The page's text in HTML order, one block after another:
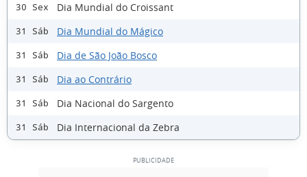
30 Sex Dia Mundial do Croissant
31 Sáb Dia Mundial do Mágico
31 Sáb Dia de São João Bosco
31 Sáb Dia ao Contrário
31 Sáb Dia Nacional do Sargento
31 Sáb Dia Internacional da Zebra